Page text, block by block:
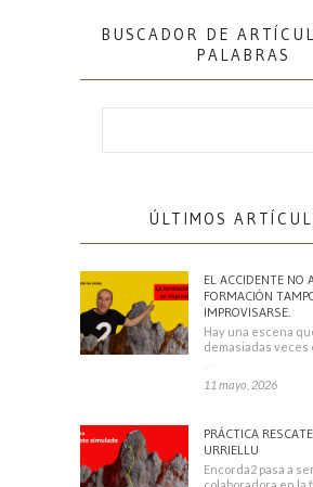
BUSCADOR DE
PALABRAS
ÚLTIMOS
EL ACCIDENTE NO
FORMACIÓN
IMPROVISARSE.
Hay una escena
demasiadas veces
11 mayo, 2026
PRÁCTICA
URRIELLU
Encorda2 pasa a